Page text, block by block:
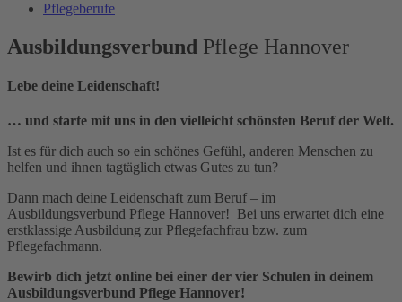
Pflegeberufe
Ausbildungsverbund Pflege Hannover
Lebe deine Leidenschaft!
… und starte mit uns in den vielleicht schönsten Beruf der Welt.
Ist es für dich auch so ein schönes Gefühl, anderen Menschen zu
helfen und ihnen tagtäglich etwas Gutes zu tun?
Dann mach deine Leidenschaft zum Beruf – im
Ausbildungsverbund Pflege Hannover! Bei uns erwartet dich eine
erstklassige Ausbildung zur Pflegefachfrau bzw. zum
Pflegefachmann.
Bewirb dich jetzt online bei einer der vier Schulen in deinem
Ausbildungsverbund Pflege Hannover!